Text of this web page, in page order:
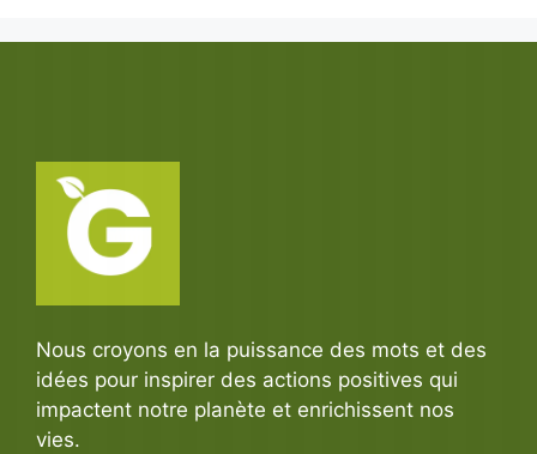
Nous croyons en la puissance des mots et des
idées pour inspirer des actions positives qui
impactent notre planète et enrichissent nos
vies.